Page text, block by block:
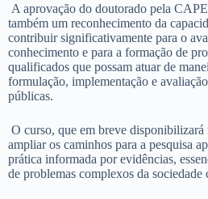
A aprovação do doutorado pela
também um reconhecimento da
contribuir significativamente para o
conhecimento e para a formação de
qualificados que possam atuar de
formulação, implementação e
públicas.
O curso, que em breve disponibilizará
ampliar os caminhos para a pesquisa
prática informada por evidências,
de problemas complexos da sociedade